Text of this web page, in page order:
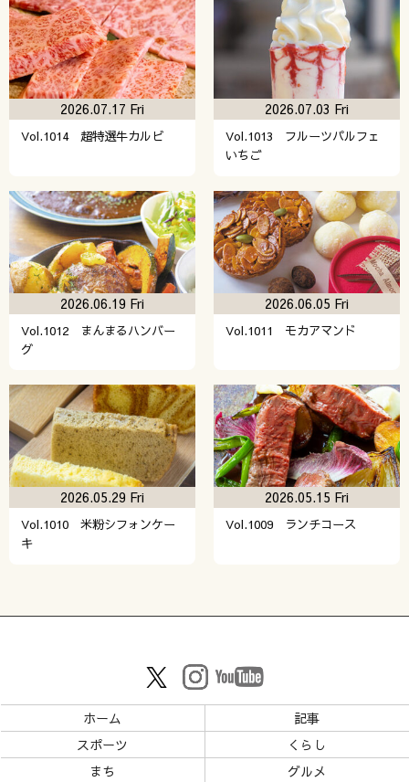
Vol.1014 超特選牛カルビ
2026.07.17 Fri
Vol.1013 フルーツパルフェ
いちご
2026.07.03 Fri
Vol.1012 まんまるハンバー
グ
2026.06.19 Fri
Vol.1011 モカアマンド
2026.06.05 Fri
Vol.1010 米粉シフォンケー
キ
2026.05.29 Fri
Vol.1009 ランチコース
2026.05.15 Fri
ホーム
記事
スポーツ
くらし
まち
グルメ